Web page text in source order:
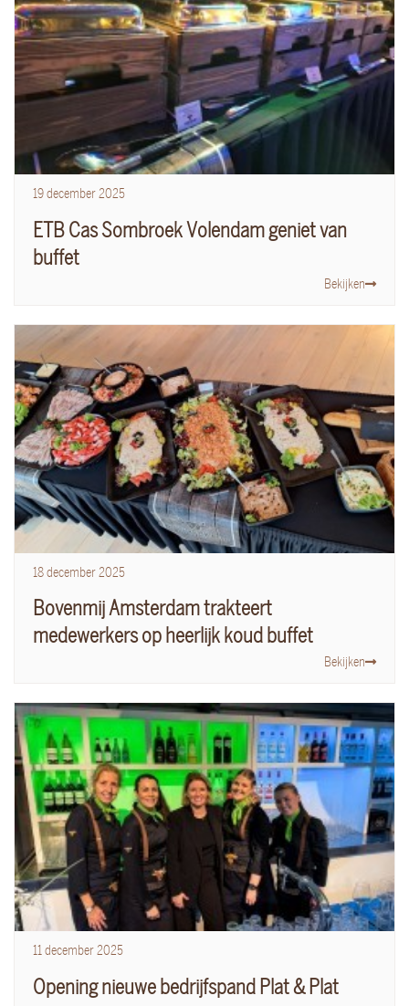
19 december 2025
ETB Cas Sombroek Volendam geniet van
buffet
Bekijken
18 december 2025
Bovenmij Amsterdam trakteert
medewerkers op heerlijk koud buffet
Bekijken
11 december 2025
Opening nieuwe bedrijfspand Plat & Plat